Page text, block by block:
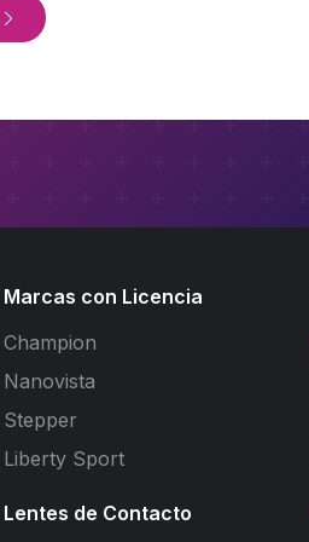
Marcas con Licencia
Champion
Nanovista
Stepper
Liberty Sport
Lentes de Contacto